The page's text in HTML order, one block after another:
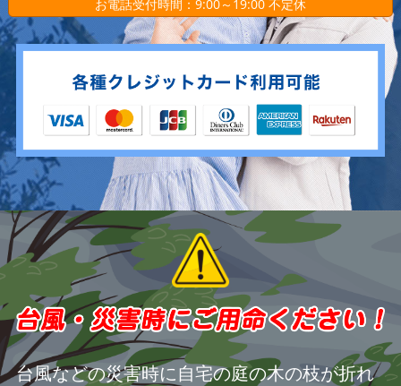
お電話受付時間：9:00～19:00 不定休
台風などの災害時に自宅の庭の木の枝が折れ